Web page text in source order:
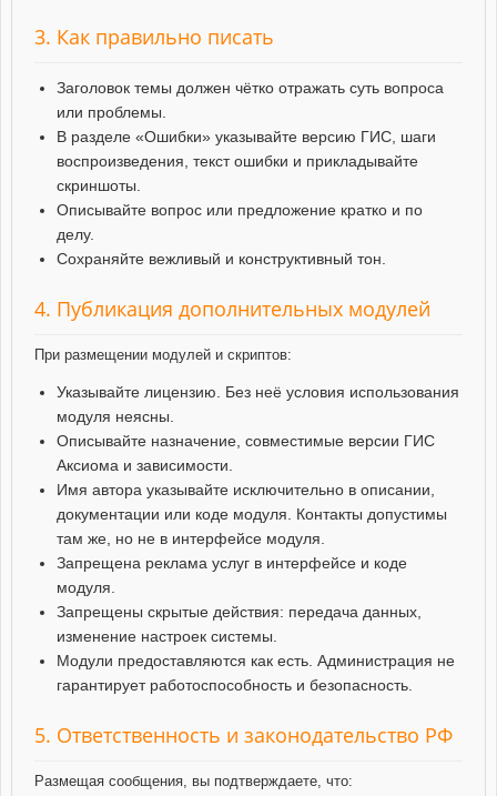
3. Как правильно писать
Заголовок темы должен чётко отражать суть вопроса
или проблемы.
В разделе «Ошибки» указывайте версию ГИС, шаги
воспроизведения, текст ошибки и прикладывайте
скриншоты.
Описывайте вопрос или предложение кратко и по
делу.
Сохраняйте вежливый и конструктивный тон.
4. Публикация дополнительных модулей
При размещении модулей и скриптов:
Указывайте лицензию. Без неё условия использования
модуля неясны.
Описывайте назначение, совместимые версии ГИС
Аксиома и зависимости.
Имя автора указывайте исключительно в описании,
документации или коде модуля. Контакты допустимы
там же, но не в интерфейсе модуля.
Запрещена реклама услуг в интерфейсе и коде
модуля.
Запрещены скрытые действия: передача данных,
изменение настроек системы.
Модули предоставляются как есть. Администрация не
гарантирует работоспособность и безопасность.
5. Ответственность и законодательство РФ
Размещая сообщения, вы подтверждаете, что: